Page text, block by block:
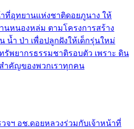
าที่อุทยานแห่งชาติดอยภูนาง ให้
นหนองหล่ม ตามโครงการสร้าง
น้ำ ป่า เพื่อปลูกฝังให้เด็กรุ่นใหม่
รัพยากรธรรมชาติรอบตัว เพราะ ดิน
ำคัญของพวกเราทุกคน
วจฯ อช.ดอยหลวงร่วมกับเจ้าหน้าที่